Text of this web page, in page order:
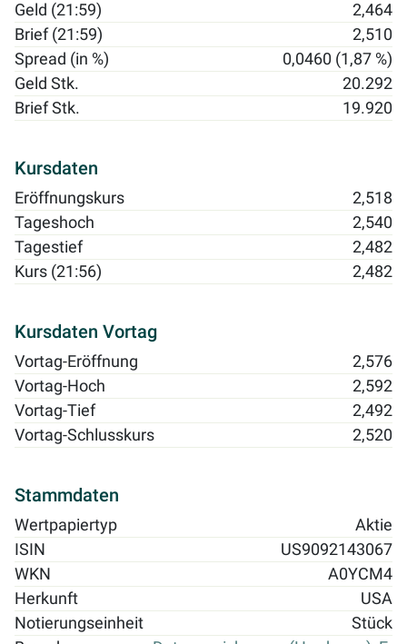
Geld (21:59)
2,464
Brief (21:59)
2,510
Spread (in %)
0,0460 (1,87 %)
Geld Stk.
20.292
Brief Stk.
19.920
Kursdaten
Eröffnungskurs
2,518
Tageshoch
2,540
Tagestief
2,482
Kurs (21:56)
2,482
Kursdaten Vortag
Vortag-Eröffnung
2,576
Vortag-Hoch
2,592
Vortag-Tief
2,492
Vortag-Schlusskurs
2,520
Stammdaten
Wertpapiertyp
Aktie
ISIN
US9092143067
WKN
A0YCM4
Herkunft
USA
Notierungseinheit
Stück